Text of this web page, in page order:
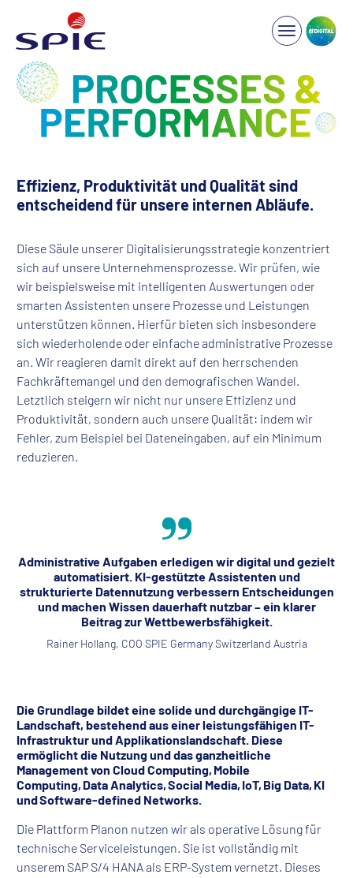
Effizienz, Produktivität und Qualität sind
entscheidend für unsere internen Abläufe.
Diese Säule unserer Digitalisierungsstrategie konzentriert
sich auf unsere Unternehmensprozesse. Wir prüfen, wie
wir beispielsweise mit intelligenten Auswertungen oder
smarten Assistenten unsere Prozesse und Leistungen
unterstützen können. Hierfür bieten sich insbesondere
sich wiederholende oder einfache administrative Prozesse
an. Wir reagieren damit direkt auf den herrschenden
Fachkräftemangel und den demografischen Wandel.
Letztlich steigern wir nicht nur unsere Effizienz und
Produktivität, sondern auch unsere Qualität: indem wir
Fehler, zum Beispiel bei Dateneingaben, auf ein Minimum
reduzieren.
Administrative Aufgaben erledigen wir digital und gezielt
automatisiert. KI-gestützte Assistenten und
strukturierte Datennutzung verbessern Entscheidungen
und machen Wissen dauerhaft nutzbar – ein klarer
Beitrag zur Wettbewerbsfähigkeit.
Rainer Hollang, COO SPIE Germany Switzerland Austria
Die Grundlage bildet eine solide und durchgängige IT-
Landschaft, bestehend aus einer leistungsfähigen IT-
Infrastruktur und Applikationslandschaft. Diese
ermöglicht die Nutzung und das ganzheitliche
Management von Cloud Computing, Mobile
Computing, Data Analytics, Social Media, IoT, Big Data, KI
und Software-defined Networks.
Die Plattform Planon nutzen wir als operative Lösung für
technische Serviceleistungen. Sie ist vollständig mit
unserem SAP S/4 HANA als ERP-System vernetzt. Dieses